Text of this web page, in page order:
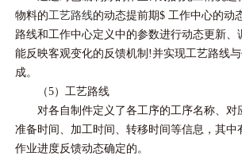
物料的工艺路线的动态提前期$ 工作中心的动
路线和工作中心定义中的参数进行动态更新、
能反映客观变化的反馈机制!并实现工艺路线
成。
（5）工艺路线
对各自制件定义了各工序的工序名称、对
准备时间、加工时间、转移时间等信息，其中
作业进度反馈动态确定的。